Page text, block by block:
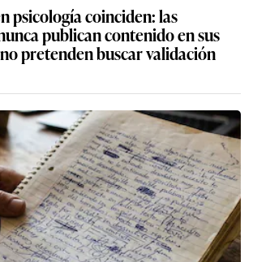
psicología coinciden: las
publican contenido en sus
pretenden buscar validación